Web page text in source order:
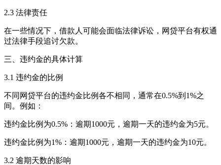
2.3 法律责任
在一些情况下，借款人可能会面临法律诉讼，网贷平台有权通
过法律手段追讨欠款。
三、违约金的具体计算
3.1 违约金的比例
不同网贷平台的违约金比例各不相同，通常在0.5%到1%之
间。例如：
违约金比例为0.5%：逾期1000元，逾期一天的违约金为5元。
违约金比例为1%：逾期1000元，逾期一天的违约金为10元。
3.2 逾期天数的影响